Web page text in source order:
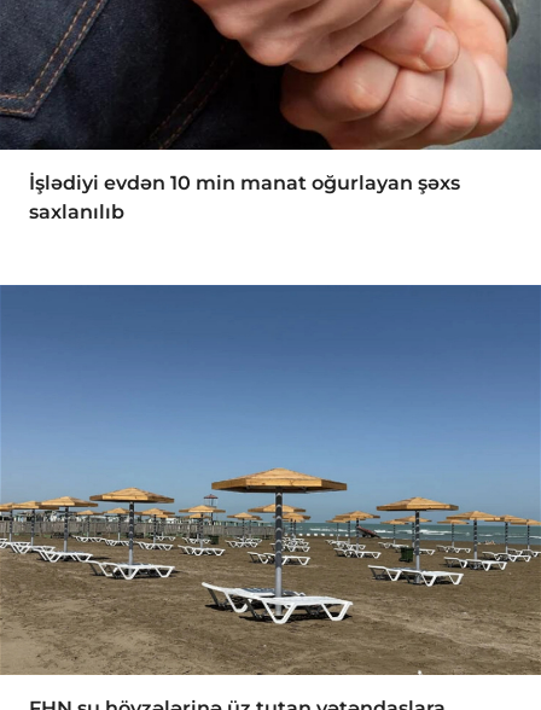
İşlədiyi evdən 10 min manat oğurlayan şəxs
saxlanılıb